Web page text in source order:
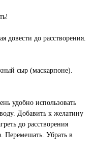
довести до расстворения.
сыр (маскарпоне).
удобно использовать
Добавить к желатину
до расстворения
Перемешать. Убрать в